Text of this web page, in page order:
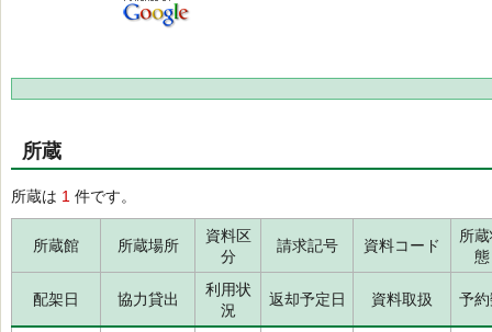
所蔵
所蔵は 1 件です。
所蔵館 所蔵場所
資料区
分
請求記号 資料コード
所
態
配架日 協力貸出
利用状
況
返却予定日 資料取扱 予